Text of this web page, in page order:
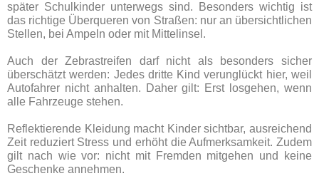
später Schulkinder unterwegs sind. Besonders wichtig ist
das richtige Überqueren von Straßen: nur an übersichtlichen
Stellen, bei Ampeln oder mit Mittelinsel.
Auch der Zebrastreifen darf nicht als besonders sicher
überschätzt werden: Jedes dritte Kind verunglückt hier, weil
Autofahrer nicht anhalten. Daher gilt: Erst losgehen, wenn
alle Fahrzeuge stehen.
Reflektierende Kleidung macht Kinder sichtbar, ausreichend
Zeit reduziert Stress und erhöht die Aufmerksamkeit. Zudem
gilt nach wie vor: nicht mit Fremden mitgehen und keine
Geschenke annehmen.